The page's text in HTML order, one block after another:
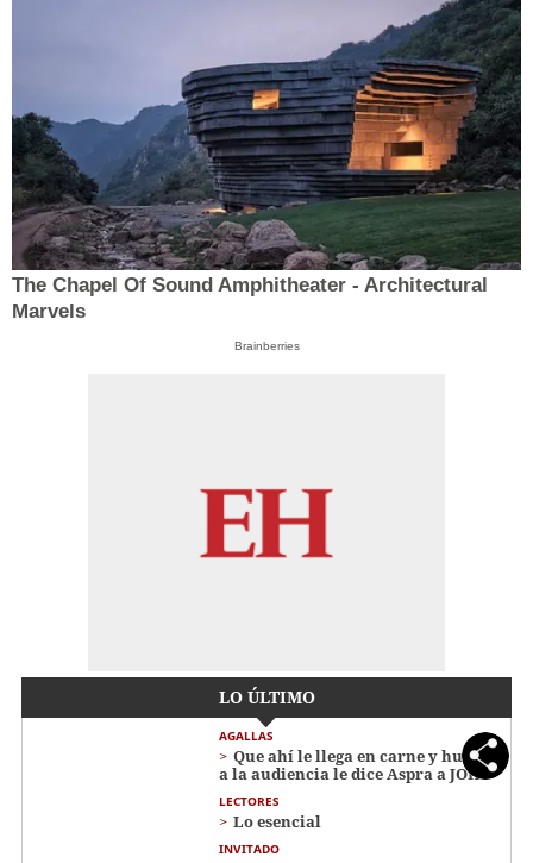
The Chapel Of Sound Amphitheater - Architectural
Marvels
Brainberries
LO ÚLTIMO
AGALLAS
Que ahí le llega en carne y hueso
a la audiencia le dice Aspra a JOH
LECTORES
Lo esencial
INVITADO